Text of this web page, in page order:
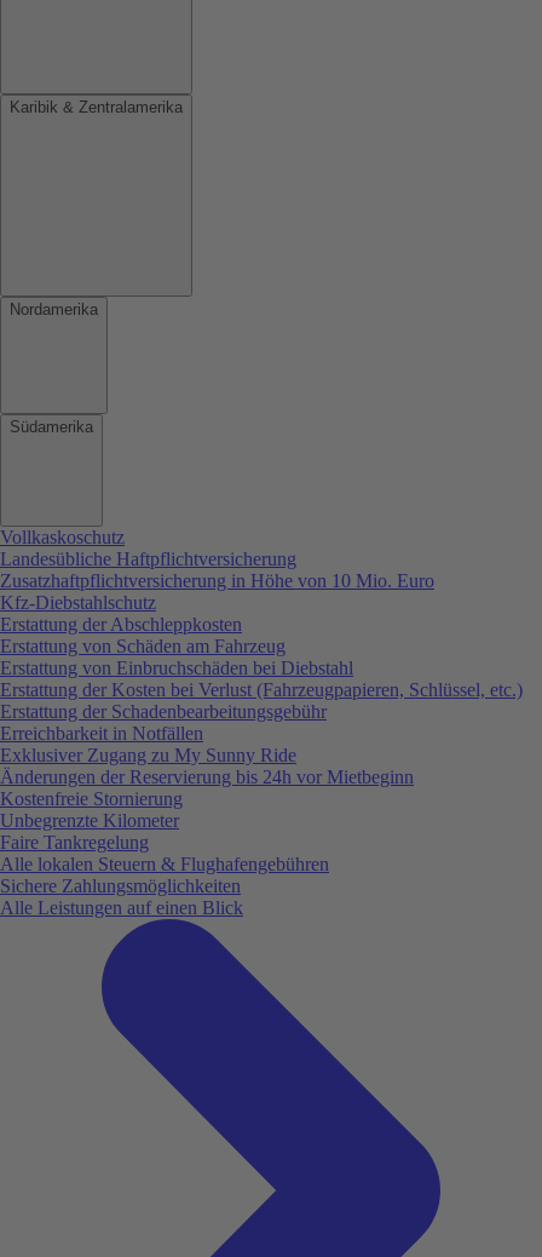
Karibik & Zentralamerika
Nordamerika
Südamerika
Vollkaskoschutz
Landesübliche Haftpflichtversicherung
Zusatzhaftpflichtversicherung in Höhe von 10 Mio. Euro
Kfz-Diebstahlschutz
Erstattung der Abschleppkosten
Erstattung von Schäden am Fahrzeug
Erstattung von Einbruchschäden bei Diebstahl
Erstattung der Kosten bei Verlust (Fahrzeugpapieren, Schlüssel, etc.)
Erstattung der Schadenbearbeitungsgebühr
Erreichbarkeit in Notfällen
Exklusiver Zugang zu My Sunny Ride
Änderungen der Reservierung bis 24h vor Mietbeginn
Kostenfreie Stornierung
Unbegrenzte Kilometer
Faire Tankregelung
Alle lokalen Steuern & Flughafengebühren
Sichere Zahlungsmöglichkeiten
Alle Leistungen auf einen Blick